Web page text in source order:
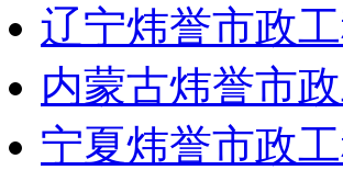
辽宁炜誉市政
内蒙古炜誉市
宁夏炜誉市政